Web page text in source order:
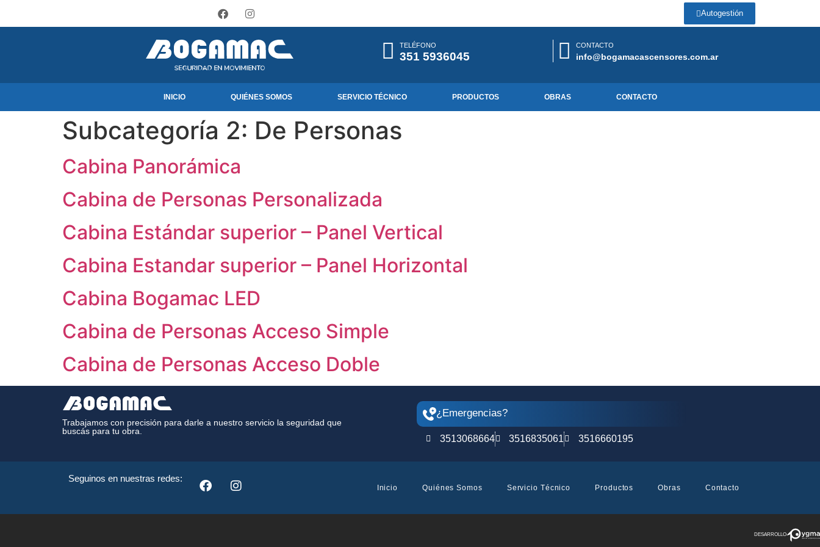
Autogestión
TELÉFONO
351 5936045
CONTACTO
info@bogamacascensores.com.ar
INICIO QUIÉNES SOMOS SERVICIO TÉCNICO PRODUCTOS OBRAS CONTACTO
Subcategoría 2: De Personas
Cabina Panorámica
Cabina de Personas Personalizada
Cabina Estándar superior – Panel Vertical
Cabina Estandar superior – Panel Horizontal
Cabina Bogamac LED
Cabina de Personas Acceso Simple
Cabina de Personas Acceso Doble
Trabajamos con precisión para darle a nuestro servicio la seguridad que
buscás para tu obra.
¿Emergencias?
3513068664 3516835061 3516660195
Seguinos en nuestras redes:
Inicio Quiénes Somos Servicio Técnico Productos Obras Contacto
DESARROLLO